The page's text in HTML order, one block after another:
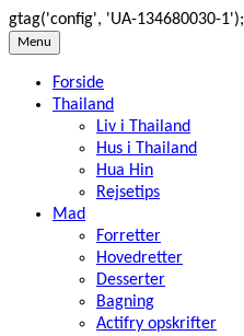
gtag('config', 'UA-134680030-1');
Skip
content
Menu
Forside
Thailand
Liv i Thailand
Hus i Thailand
Hua Hin
Rejsetips
Mad
Forretter
Hovedretter
Desserter
Bagning
Actifry opskrifter